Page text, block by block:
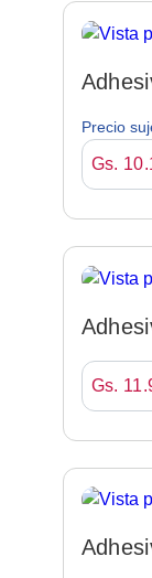
Precio
Gs.
Rojo
Gs.